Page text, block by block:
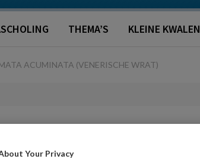
THEMA’S KLEINE KWALEN
ACUMINATA (VENERISCHE WRAT)
Your Privacy